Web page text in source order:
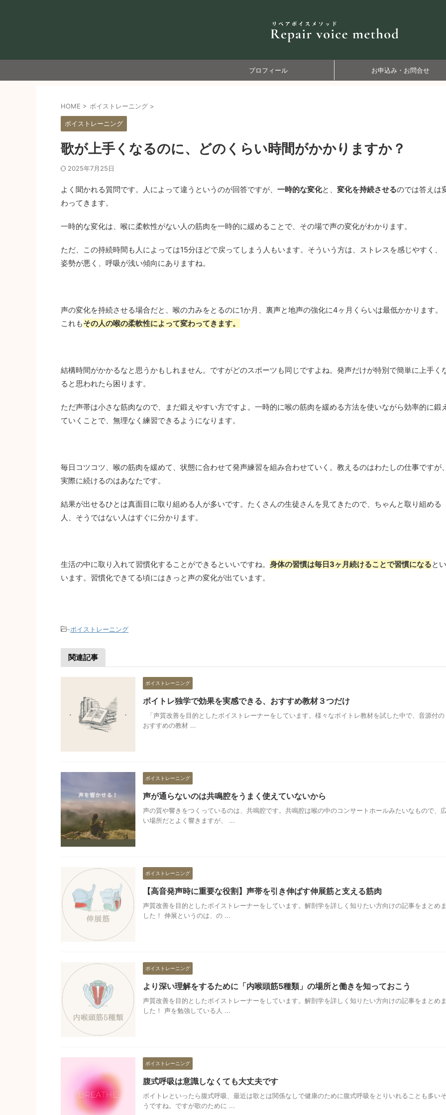
プロフィール お申込み・お問合せ
HOME > ボイストレーニング >
ボイストレーニング
歌が上手くなるのに、どのくらい時間がかかりますか？
2025年7月25日
よく聞かれる質問です。人によって違うというのが回答ですが、 一時的な変化と、 変化を持続させるのでは答えは
わってきます。
一時的な変化は、喉に柔軟性がない人の筋肉を一時的に緩めることで、その場で声の変化がわかります。
ただ、この持続時間も人によっては15分ほどで戻ってしまう人もいます。そういう方は、ストレスを感じやすく、
姿勢が悪く、呼吸が浅い傾向にありますね。
声の変化を持続させる場合だと、喉の力みをとるのに1か月、裏声と地声の強化に4ヶ月くらいは最低かかります。
これもその人の喉の柔軟性によって変わってきます。
結構時間がかかるなと思うかもしれません。ですがどのスポーツも同じですよね。発声だけが特別で簡単に上手く
ると思われたら困ります。
ただ声帯は小さな筋肉なので、まだ鍛えやすい方ですよ。一時的に喉の筋肉を緩める方法を使いながら効率的に鍛
ていくことで、無理なく練習できるようになります。
毎日コツコツ、喉の筋肉を緩めて、状態に合わせて発声練習を組み合わせていく。教えるのはわたしの仕事ですが
実際に続けるのはあなたです。
結果が出せるひとは真面目に取り組める人が多いです。たくさんの生徒さんを見てきたので、ちゃんと取り組める
人、そうではない人はすぐに分かります。
生活の中に取り入れて習慣化することができるといいですね。 身体の習慣は毎日3ヶ月続けることで習慣になるとい
います。習慣化できてる頃にはきっと声の変化が出ています。
-ボイストレーニング
関連記事
ボイストレーニング
ボイトレ独学で効果を実感できる、おすすめ教材３つだけ
「声質改善を目的としたボイストレーナーをしています。様々なボイトレ教材を試した中で、音源付の
おすすめの教材 ...
ボイストレーニング
声が通らないのは共鳴腔をうまく使えていないから
声の質や響きをつくっているのは、共鳴腔です。共鳴腔は喉の中のコンサートホールみたいなもので、
い場所だとよく響きますが、 ...
ボイストレーニング
【高音発声時に重要な役割】声帯を引き伸ばす伸展筋と支える筋肉
声質改善を目的としたボイストレーナーをしています。解剖学を詳しく知りたい方向けの記事をまとめ
した！ 伸展というのは、の ...
ボイストレーニング
より深い理解をするために「内喉頭筋5種類」の場所と働きを知っておこう
声質改善を目的としたボイストレーナーをしています。解剖学を詳しく知りたい方向けの記事をまとめ
した！ 声を勉強している人 ...
ボイストレーニング
腹式呼吸は意識しなくても大丈夫です
ボイトレといったら腹式呼吸、最近は歌とは関係なしで健康のために腹式呼吸をとりいれることも多い
うですね。ですが歌のために ...